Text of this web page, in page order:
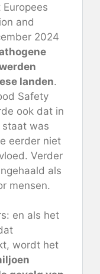
and
2024
landen.
Safety
ook dat in
staat was
eerder niet
Verder
als
mensen.
en als het
wordt het